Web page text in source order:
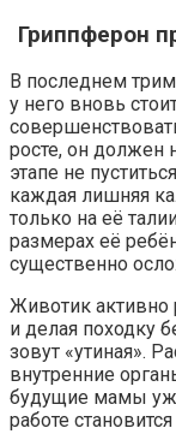
Гриппферон
В последнем
у него вновь
росте, он должен
этапе не
каждая лишняя
только на её
размерах её
существенно
Животик активно
и делая походку
зовут «утиная».
внутренние
будущие мамы
работе